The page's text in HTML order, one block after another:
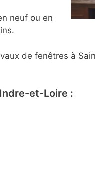
neuf ou en
de fenêtres à
et-Loire :